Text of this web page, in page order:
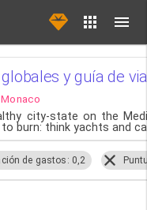
y guía de
city-state on the
burn: think yachts and
de gastos: 0,2